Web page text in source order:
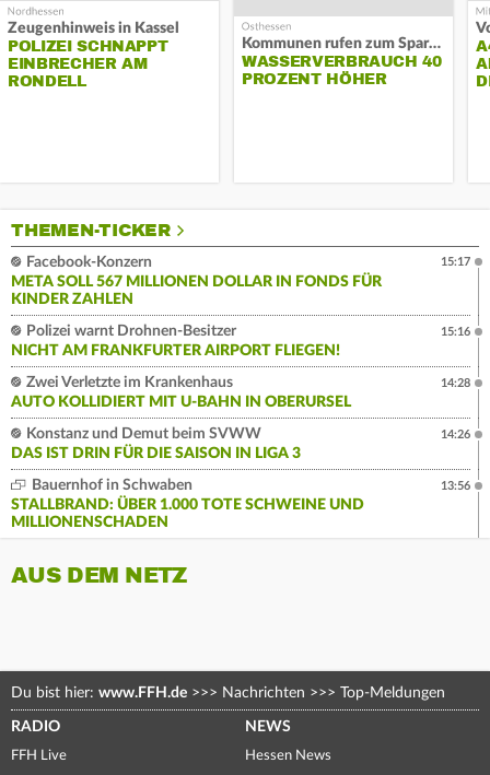
Zeugenhinweis in Kassel
POLIZEI SCHNAPPT
EINBRECHER AM
RONDELL
Kommunen rufen zum Sparen auf
WASSERVERBRAUCH 40
PROZENT HÖHER
THEMEN-TICKER
Facebook-Konzern
META SOLL 567 MILLIONEN DOLLAR IN FONDS FÜR
KINDER ZAHLEN
15:17
Polizei warnt Drohnen-Besitzer
NICHT AM FRANKFURTER AIRPORT FLIEGEN!
15:16
Zwei Verletzte im Krankenhaus
AUTO KOLLIDIERT MIT U-BAHN IN OBERURSEL
14:28
Konstanz und Demut beim SVWW
DAS IST DRIN FÜR DIE SAISON IN LIGA 3
14:26
Bauernhof in Schwaben
STALLBRAND: ÜBER 1.000 TOTE SCHWEINE UND
MILLIONENSCHADEN
13:56
AUS DEM NETZ
Du bist hier: www.FFH.de >>> Nachrichten >>> Top-Meldungen
RADIO
FFH Live
NEWS
Hessen News